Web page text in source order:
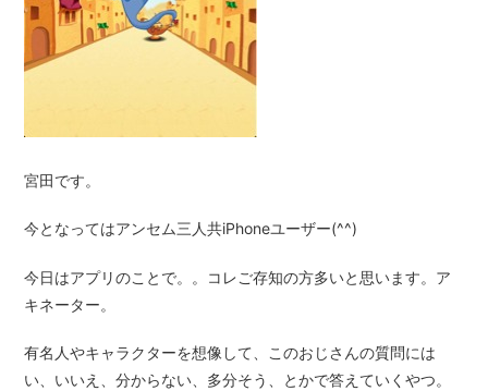
宮田です。
今となってはアンセム三人共iPhoneユーザー(^^)
今日はアプリのことで。。コレご存知の方多いと思います。ア
キネーター。
有名人やキャラクターを想像して、このおじさんの質問には
い、いいえ、分からない、多分そう、とかで答えていくやつ。